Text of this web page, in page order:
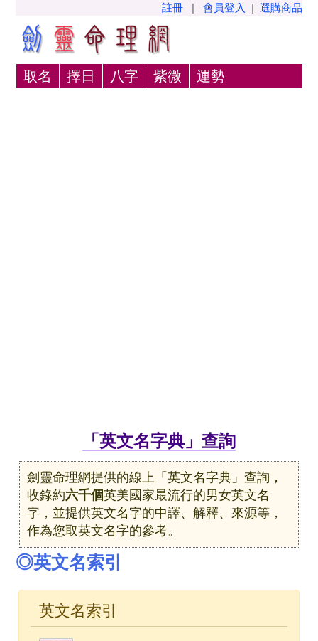
註冊 | 會員登入 | 選購商品
取名 擇日 八字 紫微 運勢
「英文名字典」查詢
劍靈命理網提供的線上「英文名字典」查詢，
收錄約六千個英美國家最流行的男女英文名
字，並提供英文名字的中譯、解釋、來源等，
作為您取英文名字的參考。
◎英文名索引
英文名索引